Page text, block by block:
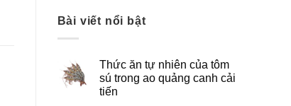
Bài viết nổi bật
Thức ăn tự nhiên của tôm
sú trong ao quảng canh cải
tiến